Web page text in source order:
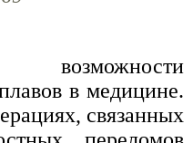
в медицине.
связанных